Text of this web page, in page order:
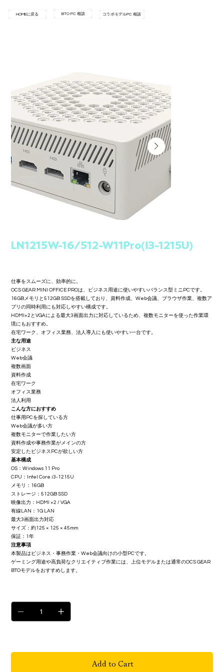
HOMEに戻る BTO PC 相談 コラボモデルPC 相談
LN1215W-16/512-W11Pro(i3-1215U)
仕事をスムーズに、効率的に。
OCS GEAR MINI OFFICE PROは、ビジネス用途に使いやすいバランス型ミニPCです。
16GBメモリと512GB SSDを搭載しており、資料作成、Web会議、ブラウザ作業、複数ア
プリの同時利用にも対応しやすい構成です。
HDMI×2とVGAによる最大3画面出力に対応しているため、複数モニターを使った作業環
境にもおすすめ。
在宅ワーク、オフィス業務、法人導入にも使いやすい一台です。
主な用途
ビジネス
Web会議
複数画面
資料作成
在宅ワーク
オフィス業務
法人利用
こんな方におすすめ
仕事用PCを探している方
Web会議が多い方
複数モニターで作業したい方
資料作成や事務作業がメインの方
安定したビジネスPCが欲しい方
基本構成
OS：Windows 11 Pro
CPU：Intel Core i3-1215U
メモリ：16GB
ストレージ：512GB SSD
映像出力：HDMI ×2 / VGA
有線LAN：1G LAN
最大3画面出力対応
サイズ：約125 × 125 × 45mm
保証：1年
注意事項
本製品はビジネス・事務作業・Web会議向けの小型PCです。
ゲーミング用途や高負荷なクリエイティブ作業には、上位モデルまたは通常のOCS GEAR
BTOモデルをおすすめします。
Add to Cart